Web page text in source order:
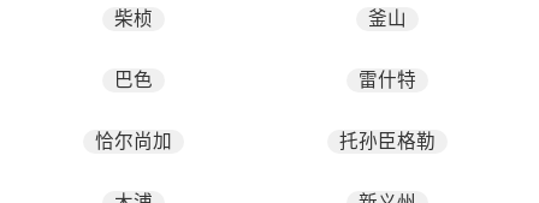
柴桢 釜山
巴色 雷什特
恰尔尚加 托孙臣格勒